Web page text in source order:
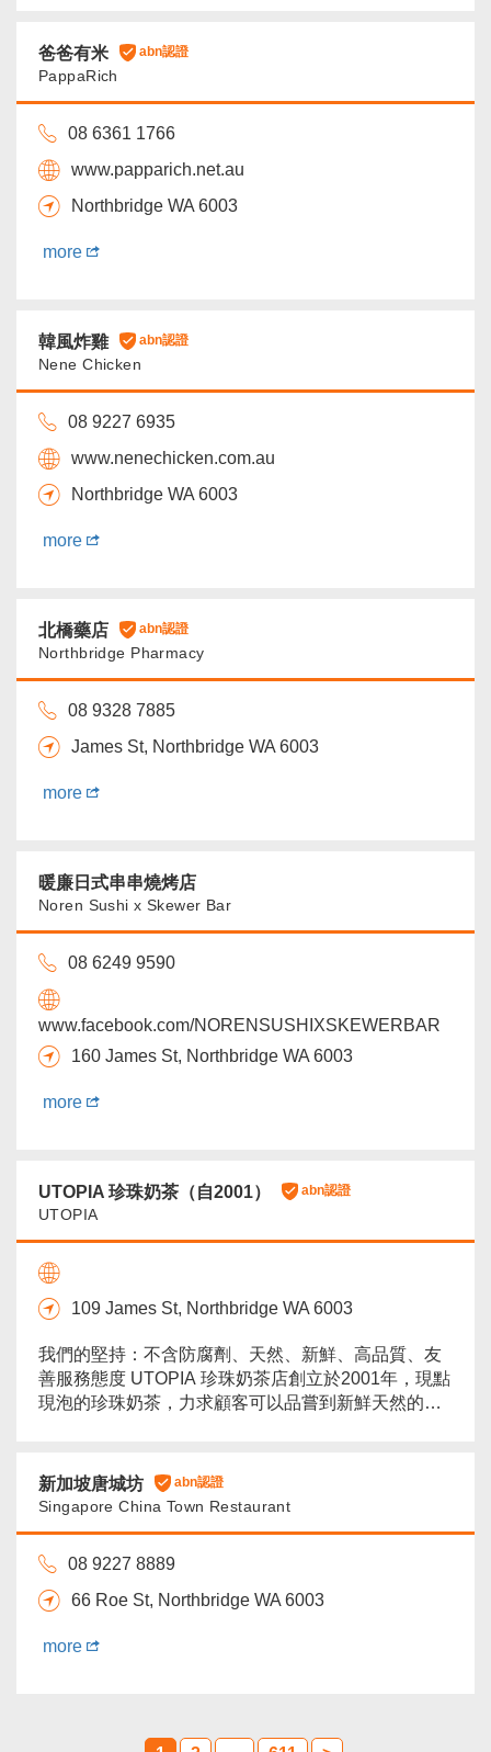
爸爸有米 abn認證
PappaRich
08 6361 1766
www.papparich.net.au
Northbridge WA 6003
more
韓風炸雞 abn認證
Nene Chicken
08 9227 6935
www.nenechicken.com.au
Northbridge WA 6003
more
北橋藥店 abn認證
Northbridge Pharmacy
08 9328 7885
James St, Northbridge WA 6003
more
暖廉日式串串燒烤店
Noren Sushi x Skewer Bar
08 6249 9590
www.facebook.com/NORENSUSHIXSKEWERBAR
160 James St, Northbridge WA 6003
more
UTOPIA 珍珠奶茶（自2001） abn認證
UTOPIA
109 James St, Northbridge WA 6003
我們的堅持：不含防腐劑、天然、新鮮、高品質、友
善服務態度 UTOPIA 珍珠奶茶店創立於2001年，現點
現泡的珍珠奶茶，力求顧客可以品嘗到新鮮天然的口
美食的好地方！... more
新加坡唐城坊 abn認證
Singapore China Town Restaurant
08 9227 8889
66 Roe St, Northbridge WA 6003
more